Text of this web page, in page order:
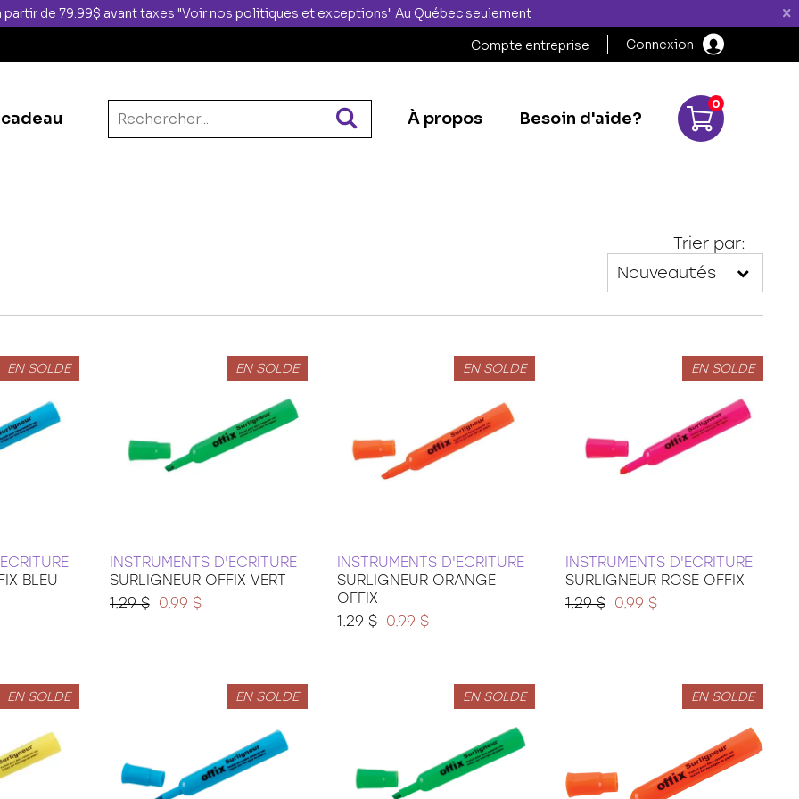
partir de 79.99$ avant taxes "Voir nos politiques et exceptions" Au Québec seulement
Compte entreprise Connexion
À propos Besoin d'aide?
0
Trier par:
EN SOLDE
BLEU
EN SOLDE
INSTRUMENTS D'ECRITURE
SURLIGNEUR OFFIX VERT
1.29 $
0.99 $
EN SOLDE
INSTRUMENTS D'ECRITURE
SURLIGNEUR ORANGE
OFFIX
1.29 $ 0.99 $
EN SOLDE
INSTRUMENTS D'ECRITURE
SURLIGNEUR ROSE OFFIX
1.29 $ 0.99 $
EN SOLDE EN SOLDE EN SOLDE EN SOLDE